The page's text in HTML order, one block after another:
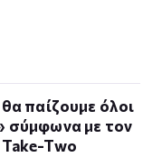
παίζουμε όλοι
σύμφωνα με τον
Two